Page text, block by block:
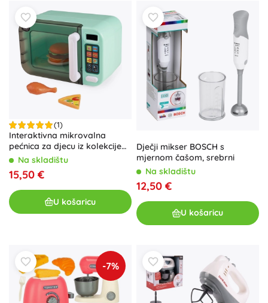
(1)
Interaktivna mikrovalna
pećnica za djecu iz kolekcije
Luksuzni kućanski aparati
Na skladištu
15,50 €
U košaricu
Dječji mikser BOSCH s
mjernom čašom, srebrni
Na skladištu
12,50 €
U košaricu
-7%